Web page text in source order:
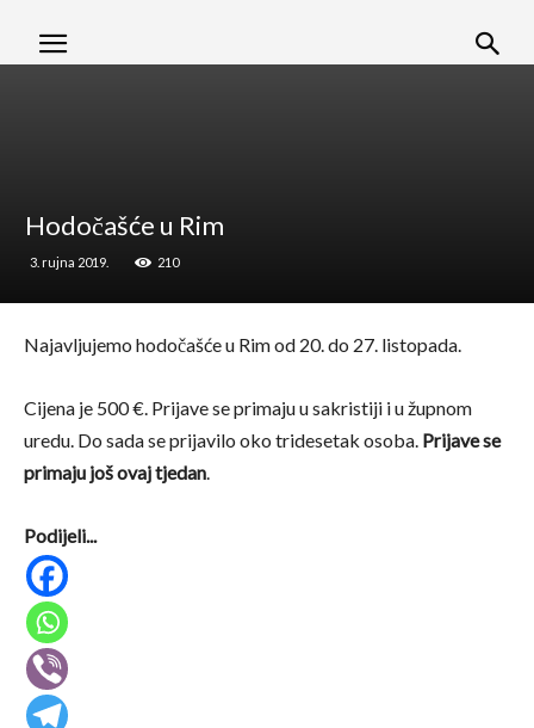
Hodočašće u Rim
3. rujna 2019. 210
Najavljujemo hodočašće u Rim od 20. do 27. listopada.
Cijena je 500 €. Prijave se primaju u sakristiji i u župnom
uredu. Do sada se prijavilo oko tridesetak osoba. Prijave se
primaju još ovaj tjedan.
Podijeli...